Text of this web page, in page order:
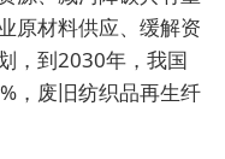
原材料供应、缓解资
，到2030年，我国
，废旧纺织品再生纤